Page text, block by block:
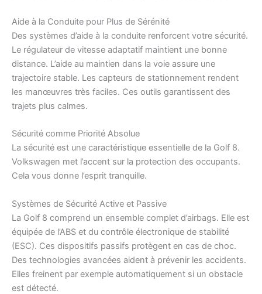
Aide à la Conduite pour Plus de Sérénité
Des systèmes d’aide à la conduite renforcent votre sécurité.
Le régulateur de vitesse adaptatif maintient une bonne
distance. L’aide au maintien dans la voie assure une
trajectoire stable. Les capteurs de stationnement rendent
les manœuvres très faciles. Ces outils garantissent des
trajets plus calmes.
Sécurité comme Priorité Absolue
La sécurité est une caractéristique essentielle de la Golf 8.
Volkswagen met l’accent sur la protection des occupants.
Cela vous donne l’esprit tranquille.
Systèmes de Sécurité Active et Passive
La Golf 8 comprend un ensemble complet d’airbags. Elle est
équipée de l’ABS et du contrôle électronique de stabilité
(ESC). Ces dispositifs passifs protègent en cas de choc.
Des technologies avancées aident à prévenir les accidents.
Elles freinent par exemple automatiquement si un obstacle
est détecté.